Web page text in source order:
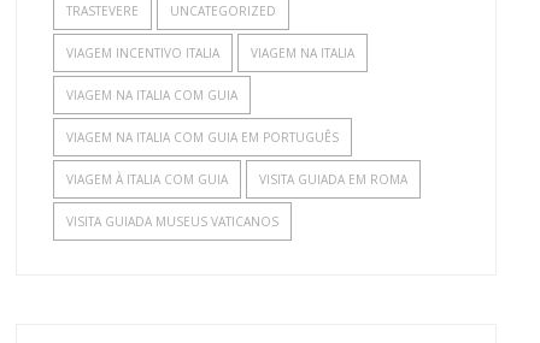
TRASTEVERE UNCATEGORIZED
VIAGEM INCENTIVO ITALIA VIAGEM NA ITALIA
VIAGEM NA ITALIA COM GUIA
VIAGEM NA ITALIA COM GUIA EM PORTUGUÊS
VIAGEM À ITALIA COM GUIA VISITA GUIADA EM ROMA
VISITA GUIADA MUSEUS VATICANOS